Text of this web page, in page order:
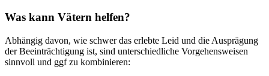
Was kann Vätern helfen?
Abhängig davon, wie schwer das erlebte Leid und die Ausprägung
der Beeinträchtigung ist, sind unterschiedliche Vorgehensweisen
sinnvoll und ggf zu kombinieren: